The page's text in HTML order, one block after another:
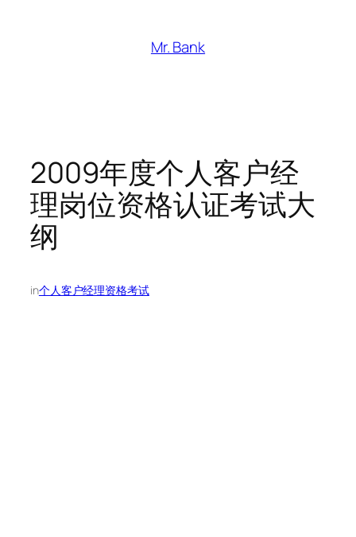
Mr. Bank
2009年度个人客户经
理岗位资格认证考试大
纲
in个人客户经理资格考试